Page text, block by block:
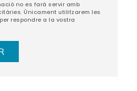
no es farà servir amb
Únicament utilitzarem les
respondre a la vostra